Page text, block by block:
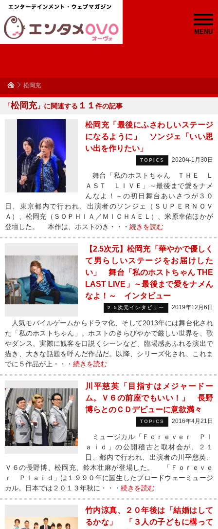
MENU
松岡充
「松岡充」に関連する １１ 件の記事
松岡充「最後にふさわしいステージ
になるように」 ソンジェ「いい思
い出を作りたい」
TOPICS 2020年1月30日
舞台「私のホストちゃん ＴＨＥ Ｌ
ＡＳＴ ＬＩＶＥ」～最後まで愛をナメ
んなよ！～の初日舞台あいさつが３０
日、東京都内で行われ、出演者のソンジェ（ＳＵＰＥＲＮＯＶ
Ａ）、松岡充（ＳＯＰＨＩＡ／ＭＩＣＨＡＥＬ）、米原幸佑ほかが
登壇した。 本作は、ホストのき・・・ 続きを読む
【2.5次元】松岡充「華やかで優しく
て男らしいステージをお届けした
い」 舞台「私のホストちゃん THE
LAST LIVE」～最後まで愛をナメん
なよ！～ インタビュー
2.5次元インタビュー 2019年12月6日
人気モバイルゲームからドラマ化、そして2013年には舞台化され
た「私のホストちゃん」。ホストのきらびやかで厳しい世界を、歌
やダンス、実際に観客を口説くシーンなど、臨場感あふれる演出で
描き、大きな話題を呼んだ作品だ。以降、シリーズ化され、これま
でに５作品が上・・・ 続きを読む
川平慈英「目指すはメジャードー
ム。Ｖ６の前座でもいい！」 長野
博らとのＣＤデビューに意欲満々
TOPICS 2016年4月21日
ミュージカル「Ｆｏｒｅｖｅｒ Ｐｌ
ａｉｄ」の公開稽古と取材会が、２１
日、都内で行われ、出演者の川平慈英、
Ｖ６の長野博、松岡充、鈴木壮麻が登場した。 「Ｆｏｒｅｖｅ
ｒ Ｐｌａｉｄ」は１９９０年に誕生したブロードウェーミュージ
カル。日本では２０１３年秋に・・・ 続きを読む
竹内涼真、２０年後は「結婚はして
るかな」 「３人の子どもに構って